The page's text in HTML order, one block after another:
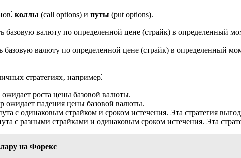
коллы (call options) и путы (put options).
базовую валюту по определенной цене (страйк) в определенный
базовую валюту по определенной цене (страйк) в определенный
стратегиях‚ например⁚
ожидает роста цены базовой валюты.
ожидает падения цены базовой валюты.
с одинаковым страйком и сроком истечения. Эта стратегия
с разными страйками и одинаковым сроком истечения. Эта
на Форекс